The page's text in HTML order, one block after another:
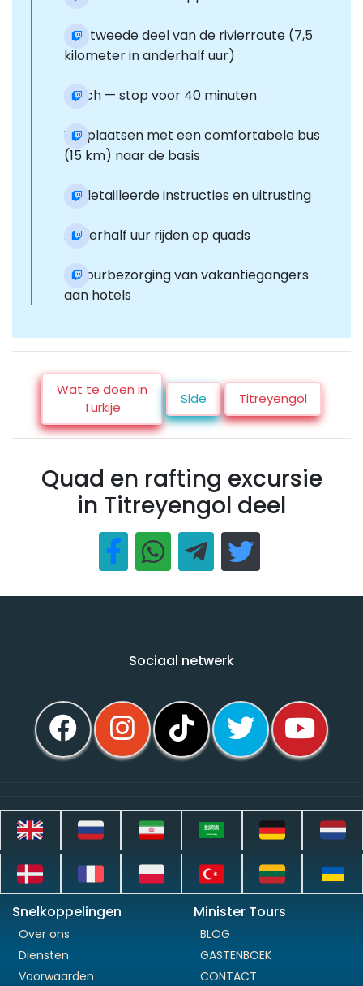
Het tweede deel van de rivierroute (7,5
kilometer in anderhalf uur)
Lunch — stop voor 40 minuten
Verplaatsen met een comfortabele bus
(15 km) naar de basis
Gedetailleerde instructies en uitrusting
Anderhalf uur rijden op quads
Retourbezorging van vakantiegangers
aan hotels
Wat te doen in
Turkije
Side Titreyengol
Quad en rafting excursie
in Titreyengol deel
Sociaal netwerk
Snelkoppelingen
Over ons
Diensten
Voorwaarden
Minister Tours
BLOG
GASTENBOEK
CONTACT